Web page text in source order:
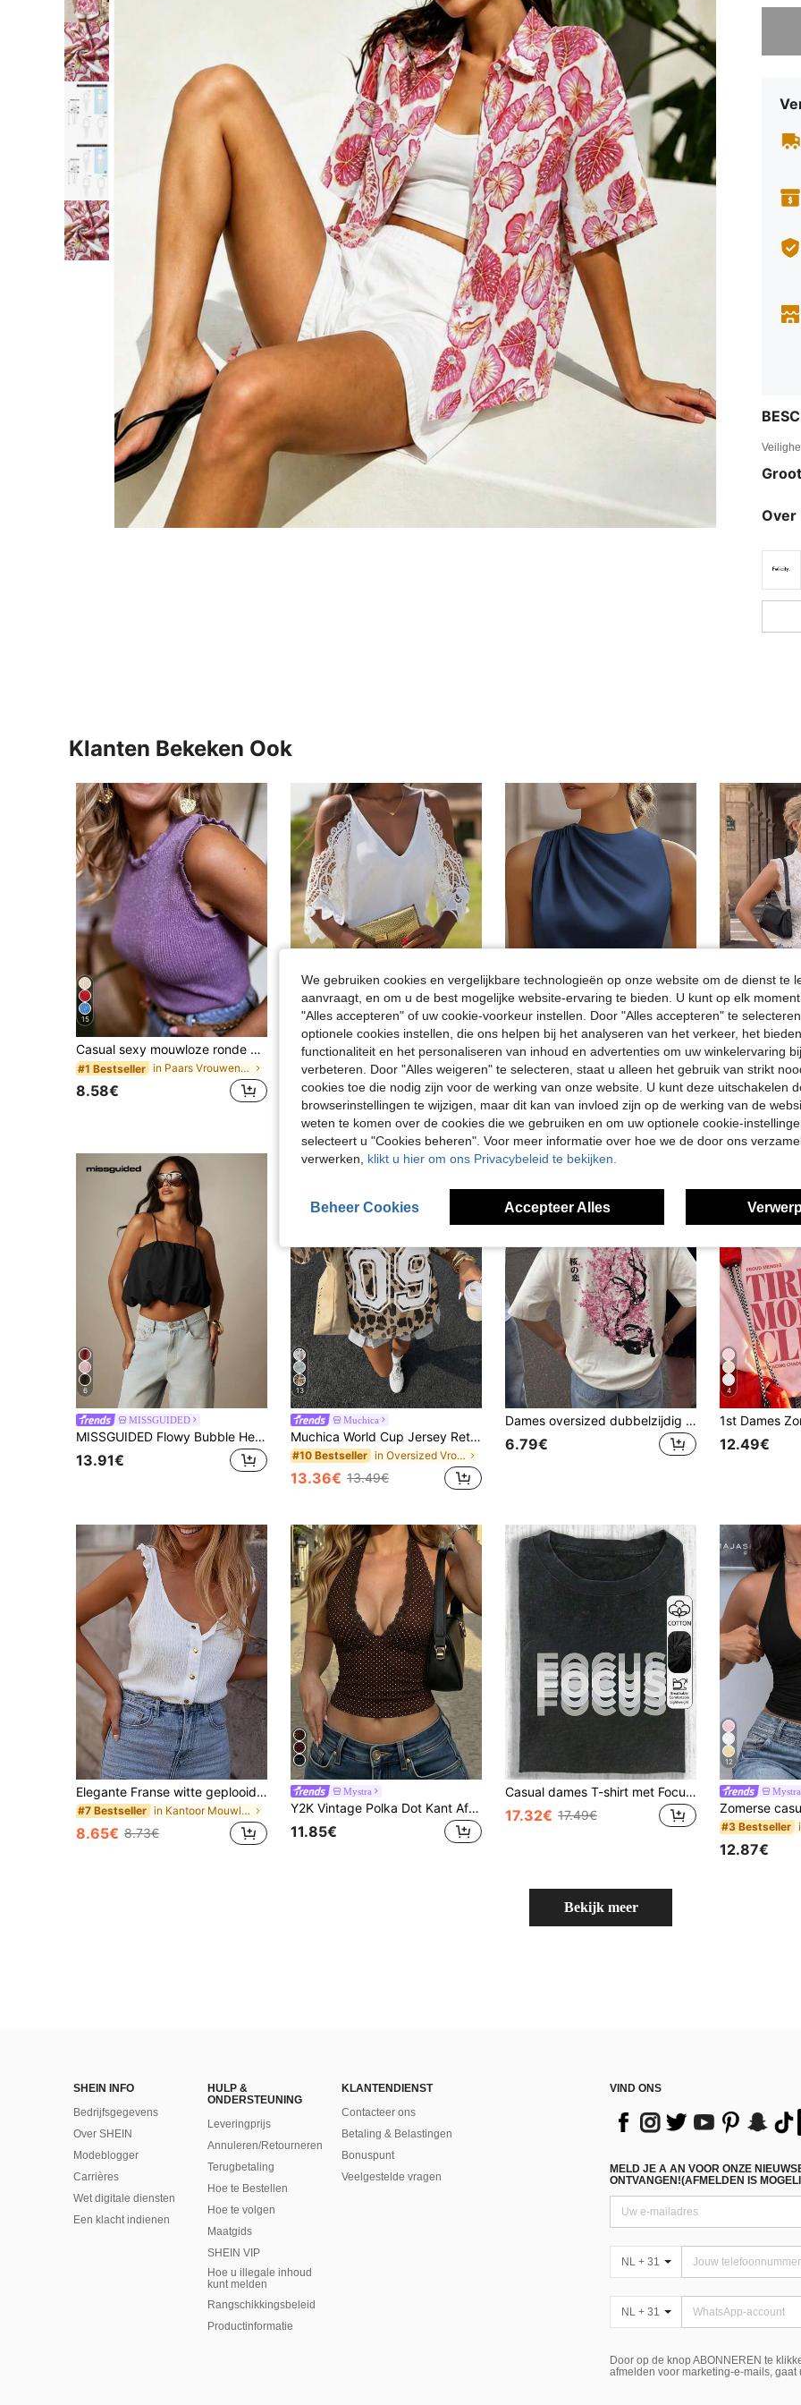
Sorry,
Over
Klanten Bekeken Ook
15
Casual sexy mouwloze ronde hals gebreide top met pailletten voor dames, 2026 nieuwe mode elegante top
#1 Bestseller in Paars Vrouwen Tops, Blouses & Tee
8.58€
Nieuw T-shirt met V-hals, effen kleur, off-shoulder en contrasterende kanten details, losvallend en casual, voor dames (Europese en Amerikaanse maten) in wit, lente/zomer 2024.
11.81€ 11.86€
5
Elegante, mouwloze, getailleerde formele top voor dames met blote schouders en asymmetrische ruches, champagnekleur, geschikt voor woon-werkverkeer, lente/zomer
11.49€
-2% Elegante mouwloze top met knoopjes en boho-kant in effen kleur, opengewerkt, sexy cropped
16.33€
6
MISSGUIDED
MISSGUIDED Flowy Bubble Hem Crop Cami Top Met Gerimpelde Neklijn En Spaghettibandjes Voor Zomer Vakantie Festival
13.91€
13
Muchica
Muchica World Cup Jersey Retro Luipaardprint Color Block Gestreepte Nummer Badge Jersey Dames Meerkleurige Gestreepte Gebreide Overseas Patroon T-shirt, Retro, Collegiate, Klassiek, Mode, Jeugdig en Street Style. Glad en Comfortabel Stof, Ideale Keuze voor Match Day. 2026 World Cup Sportmode Match Day Voetbal Street Style Jersey
#10 Bestseller in Oversized Vrouwen T-shirts
13.36€ 13.49€
Dames oversized dubbelzijdig bedrukt T-shirt, kersenbloesemboom Japans Kanji romantisch bloemenpatroon T-shirt, coquette soft girl esthetiek vintage street Harajuku stijl top, zachte stof casual dagelijks uitje vakantie zomer dameskleding
6.79€
4
12.49€
Elegante Franse witte geplooide camisole top, nieuwe mouwloze zomertop, slim fit, veelzijdig laagjesshirt
#7 Bestseller in Kantoor Mouwloze camisoles
8.65€ 8.73€
Mystra
Y2K Vintage Polka Dot Kant Afwerking Rugloze Camisole Top, Retro Bruine Polka Dot Kant Afwerking Streetwear Top Zomer
11.85€
Casual dames T-shirt met Focus-letterprint, gewassen, ronde hals, korte mouwen, lente/zomer/herfst, zwart
17.32€ 17.49€
12
Mystra
#3 Bestseller
12.87€
Bekijk meer
SHEIN INFO
Bedrijfsgegevens
Over SHEIN
Modeblogger
Carrières
Wet digitale diensten
Een klacht indienen
HULP &
ONDERSTEUNING
Leveringprijs
Annuleren/Retourneren
Terugbetaling
Hoe te Bestellen
Hoe te volgen
Maatgids
SHEIN VIP
Hoe u illegale inhoud
kunt melden
Rangschikkingsbeleid
​Productinformatie
KLANTENDIENST
Contacteer ons
Betaling & Belastingen
Bonuspunt
Veelgestelde vragen
VIND ONS
MELD JE A AN VOOR ONZE
ONTVANGEN!(AFMELDEN IS
NL + 31
NL + 31
Door op de knop ABONNEREN te
afmelden voor marketing-e-mails, gaat
We gebruiken cookies en vergelijkbare technologieën op onze website om de dienst te
aanvraagt, en om u de best mogelijke website-ervaring te bieden. U kunt op elk moment
"Alles accepteren" of uw cookie-voorkeur instellen. Door "Alles accepteren" te
optionele cookies instellen, die ons helpen bij het analyseren van het verkeer, het
functionaliteit en het personaliseren van inhoud en advertenties om uw winkelervaring
verbeteren. Door "Alles weigeren" te selecteren, staat u alleen het gebruik van strikt
cookies toe die nodig zijn voor de werking van onze website. U kunt deze uitschakelen
browserinstellingen te wijzigen, maar dit kan van invloed zijn op de werking van de
weten te komen over de cookies die we gebruiken en om uw optionele cookie-
selecteert u "Cookies beheren". Voor meer informatie over hoe we de door ons
verwerken, klikt u hier om ons Privacybeleid te bekijken.
Beheer Cookies Accepteer Alles